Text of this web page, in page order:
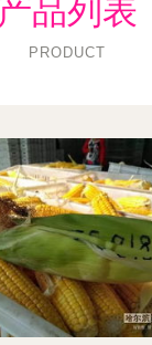
产品列表
PRODUCT